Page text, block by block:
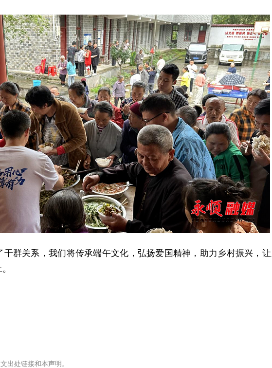
群关系，我们将传承端午文化，弘扬爱国精神，助力乡村振兴，
出处链接和本声明。